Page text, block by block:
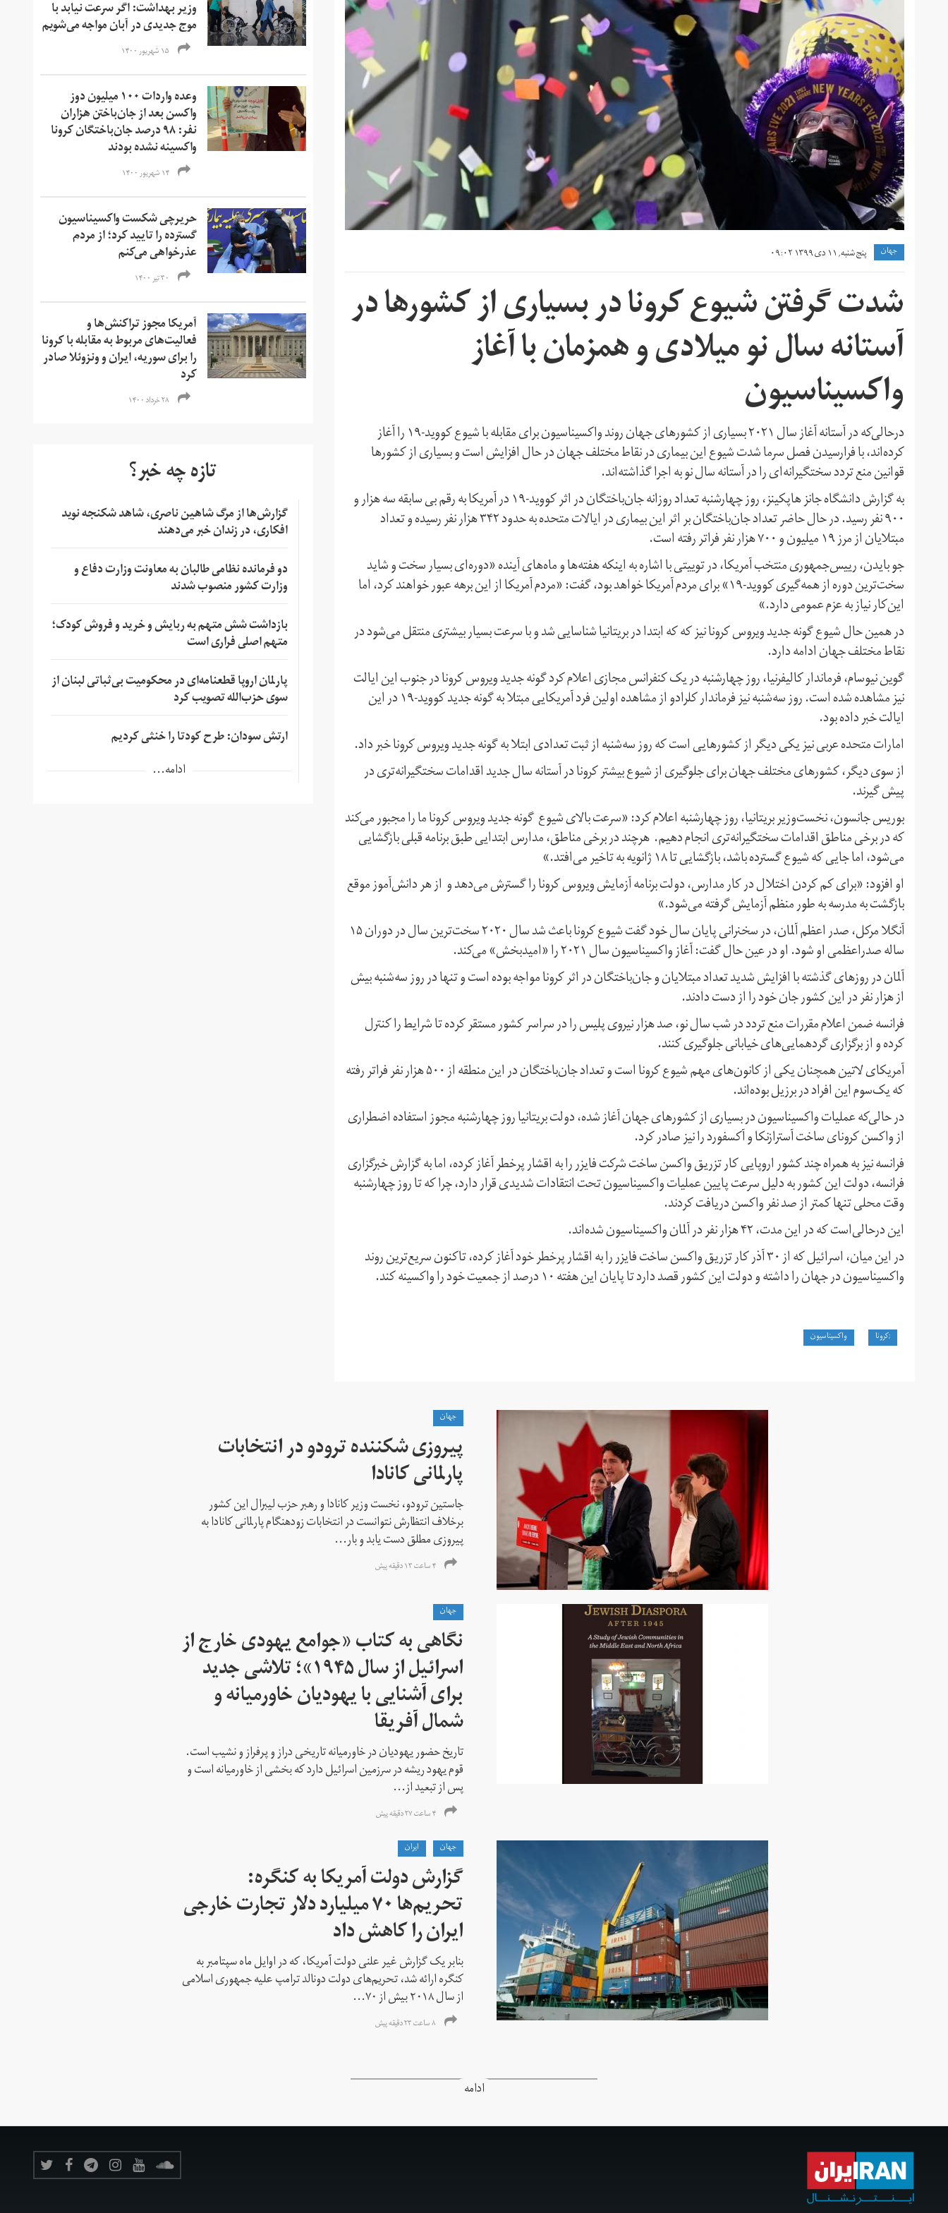
جهان پنج شنبه, ۱۱ دی ۱۳۹۹ ۰۹:۰۲
شدت گرفتن شیوع کرونا در بسیاری از کشورها در
آستانه سال نو میلادی و همزمان با آغاز
واکسیناسیون
در‌حالی‌که در آستانه آغاز سال ۲۰۲۱ بسیاری از کشورهای جهان روند واکسیناسیون برای مقابله با شیوع کووید-۱۹ را آغاز
کرده‌اند، با فرارسیدن فصل سرما شدت شیوع این بیماری در نقاط مختلف جهان در حال افزایش است و بسیاری از کشورها
قوانین منع تردد سختگیرانه‌‌ای را در آستانه سال نو به اجرا گذاشته‌اند.
به گزارش دانشگاه جانز هاپکینز، روز چهارشنبه تعداد روزانه جان‌باختگان در اثر کووید-۱۹ در آمریکا به رقم بی سابقه سه هزار و
۹۰۰ نفر رسید. در حال حاضر تعداد جان‌باختگان بر اثر این بیماری در ایالات متحده به حدود ۳۴۲ هزار نفر رسیده و تعداد
مبتلایان از مرز ۱۹ میلیون و ۷۰۰ هزار نفر فراتر رفته است.
جو بایدن، رییس‌جمهوری منتخب آمریکا، در توییتی با اشاره به اینکه هفته‌ها و ماه‌های آینده «دوره‌ای بسیار سخت و شاید
سخت‌ترین دوره از همه‌گیری کووید-۱۹» برای مردم آمریکا خواهد بود، گفت: «مردم آمریکا از این برهه عبور خواهند کرد، اما
این‌کار نیاز به عزم عمومی دارد.»
در همین حال شیوع گونه جدید ویروس کرونا نیز که که ابتدا در بریتانیا شناسایی شد و با سرعت بسیار بیشتری منتقل می‌شود در
نقاط مختلف جهان ادامه دارد.
گوین نیوسام، فرماندار کالیفرنیا، روز چهارشنبه در یک کنفرانس مجازی اعلام کرد گونه جدید ویروس کرونا در جنوب این ایالت
نیز مشاهده شده است. روز سه‌شنبه نیز فرماندار کلرادو از مشاهده اولین فرد آمریکایی مبتلا به گونه جدید کووید-۱۹ در این
ایالت خبر داده بود.
امارات متحده عربی نیز یکی دیگر از کشورهایی است که روز سه‌شنبه از ثبت تعدادی ابتلا به گونه جدید ویروس کرونا خبر داد.
از سوی دیگر، کشورهای مختلف جهان برای جلوگیری از شیوع بیشتر کرونا در آستانه سال جدید اقدامات سختگیرانه‌تری در
پیش گیرند.
بوریس جانسون، نخست‌وزیر بریتانیا، روز چهارشنبه اعلام کرد: «سرعت بالای شیوع گونه جدید ویروس کرونا ما را مجبور می‌کند
که در برخی مناطق اقدامات سختگیرانه‌تری انجام دهیم. هرچند در برخی مناطق، مدارس ابتدایی طبق برنامه قبلی بازگشایی
می‌شود، اما جایی که شیوع گسترده باشد، بازگشایی تا ۱۸ ژانویه به تاخیر می‌افتد.»
او افزود: «برای کم کردن اختلال در کار مدارس، دولت برنامه آزمایش ویروس کرونا را گسترش می‌دهد و از هر دانش‌آموز موقع
بازگشت به مدرسه به طور منظم آزمایش گرفته می‌شود.»
آنگلا مرکل، صدر اعظم آلمان، در سخنرانی پایان سال خود گفت شیوع کرونا باعث شد سال ۲۰۲۰ سخت‌ترین سال در دوران ۱۵
ساله صدراعظمی او شود. او در عین حال گفت: آغاز واکسیناسیون سال ۲۰۲۱ را «امیدبخش» می‌کند.
آلمان در روزهای گذشته با افزایش شدید تعداد مبتلایان و جان‌باختگان در اثر کرونا مواجه بوده است و تنها در روز سه‌شنبه بیش
از هزار نفر در این کشور جان خود را از دست دادند.
فرانسه ضمن اعلام مقررات منع تردد در شب سال نو، صد هزار نیروی پلیس را در سراسر کشور مستقر کرده تا شرایط را کنترل
کرده و از برگزاری گردهمایی‌های خیابانی جلوگیری کنند.
آمریکای لاتین همچنان یکی از کانون‌های مهم شیوع کرونا است و تعداد جان‌باختگان در این منطقه از ۵۰۰ هزار نفر فراتر رفته
که یک‌سوم این افراد در برزیل بوده‌اند.
در حالی‌که عملیات واکسیناسیون در بسیاری از کشورهای جهان آغاز شده، دولت بریتانیا روز چهارشنبه مجوز استفاده اضطراری
از واکسن کرونای ساخت آسترازنکا و آکسفورد را نیز صادر کرد.
فرانسه نیز به همراه چند کشور اروپایی کار تزریق واکسن ساخت شرکت فایزر را به اقشار پرخطر آغاز کرده، اما به گزارش خبرگزاری
فرانسه، دولت این کشور به دلیل سرعت پایین عملیات واکسیناسیون تحت انتقادات شدیدی قرار دارد، چرا که تا روز چهارشنبه
وقت محلی تنها کمتر از صد نفر واکسن دریافت کردند.
این درحالی‌است که در این مدت، ۴۲ هزار نفر در آلمان واکسیناسیون شده‌اند.
در این میان، اسرائیل که از ۳۰ آذر کار تزریق واکسن ساخت فایزر را به اقشار پرخطر خود آغاز کرده، تاکنون سریع‌ترین روند
واکسیناسیون در جهان را داشته و دولت این کشور قصد دارد تا پایان این هفته ۱۰ درصد از جمعیت خود را واکسینه کند.
;کرونا واکسیناسیون
وزیر بهداشت: اگر سرعت نیابد با
موج جدیدی در آبان‌ مواجه می‌شویم
۱۵ شهریور ۱۴۰۰
وعده واردات ۱۰۰ میلیون دوز
واکسن بعد از جان‌باختن هزاران
نفر: ۹۸ درصد جان‌باختگان کرونا
واکسینه نشده بودند
۱۴ شهریور ۱۴۰۰
حریرچی شکست واکسیناسیون
گسترده را تایید کرد؛ از مردم
عذرخواهی می‌کنم
۳۰ تیر ۱۴۰۰
آمریکا مجوز تراکنش‌ها و
فعالیت‌های مربوط به مقابله با کرونا
را برای سوریه، ایران و ونزوئلا صادر
کرد
۲۸ خرداد ۱۴۰۰
تازه چه خبر؟
گزارش‌ها از مرگ شاهین ناصری، شاهد شکنجه نوید
افکاری، در زندان خبر می‌دهند
دو فرمانده نظامی طالبان به معاونت وزارت دفاع و
وزارت کشور منصوب شدند
بازداشت شش متهم به ربایش و خرید و فروش کودک؛
متهم اصلی فراری است
پارلمان اروپا قطعنامه‌ای در محکومیت بی‌ثباتی لبنان از
سوی حزب‌الله تصویب کرد
ارتش سودان: طرح کودتا را خنثی کردیم
ادامه...
جهان
پیروزی شکننده ترودو در انتخابات
پارلمانی کانادا
جاستین ترودو، نخست وزیر کانادا و رهبر حزب لیبرال این کشور
برخلاف انتظارش نتوانست در انتخابات زود‌هنگام پارلمانی کانادا به
پیروزی مطلق دست یابد و بار...
۴ ساعت ۱۳ دقیقه پیش
جهان
نگاهی به کتاب «جوامع یهودی خارج از
اسرائیل از سال ۱۹۴۵»؛ تلاشی جدید
برای آشنایی با یهودیان خاورمیانه و
شمال آفریقا
تاریخ حضور یهودیان در خاورمیانه تاریخی دراز و پرفراز و نشیب است.
قوم یهود ریشه در سرزمین اسرائیل دارد که بخشی از خاورمیانه است و
پس از تبعید از...
۴ ساعت ۲۷ دقیقه پیش
جهان
ايران
گزارش دولت آمریکا به کنگره:
تحریم‌ها ۷۰ میلیارد دلار تجارت خارجی
ایران را کاهش داد
بنابر یک گزارش غیر علنی دولت آمریکا، که در اوایل ماه سپتامبر به
کنگره ارائه شد، تحریم‌های دولت دونالد ترامپ علیه جمهوری اسلامی
از سال ۲۰۱۸ بیش از ۷۰...
۸ ساعت ۲۳ دقیقه پیش
ادامه